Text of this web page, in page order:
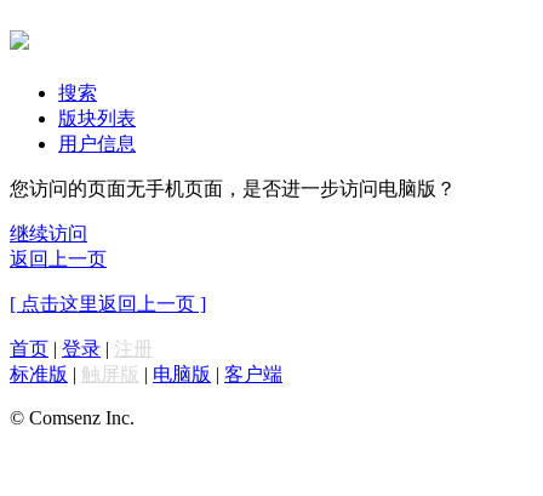
搜索
版块列表
用户信息
您访问的页面无手机页面，是否进一步访问电脑版？
继续访问
返回上一页
[ 点击这里返回上一页 ]
首页 | 登录 | 注册
标准版 | 触屏版 | 电脑版 | 客户端
© Comsenz Inc.